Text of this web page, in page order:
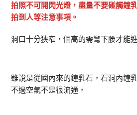
拍照不可開閃光燈，盡量不要碰觸鐘
拍到人等注意事項。
洞口十分狹窄，個高的需彎下腰才能
雖說是從國內來的鐘乳石，石洞內鐘
不過空氣不是很流通，